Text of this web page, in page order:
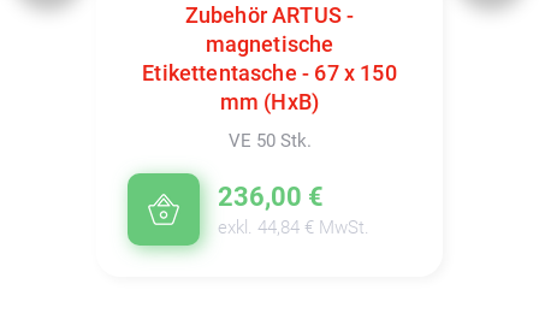
Zubehör ARTUS -
magnetische
Etikettentasche - 67 x 150
mm (HxB)
VE 50 Stk.
236,00 €
exkl. 44,84 € MwSt.